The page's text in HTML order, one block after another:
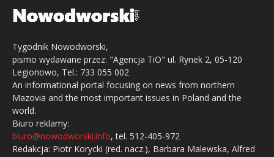
Tygodnik Nowodworski,
pismo wydawane przez: "Agencja TiO" ul. Rynek 2, 05-120
Legionowo, Tel.: 733 055 002
An informational portal focusing on news from northern
Mazovia and the most important issues in Poland and the
world.
Biuro reklamy:
biuro@nowodworski.info, tel. 512-405-972
Redakcja: Piotr Korycki (red. nacz.), Barbara Malewska, Alfred